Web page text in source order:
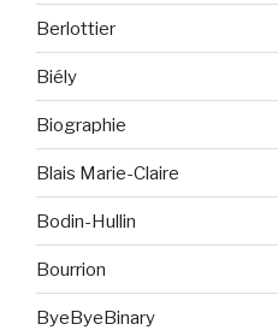
Berlottier
Biély
Biographie
Blais Marie-Claire
Bodin-Hullin
Bourrion
ByeByeBinary